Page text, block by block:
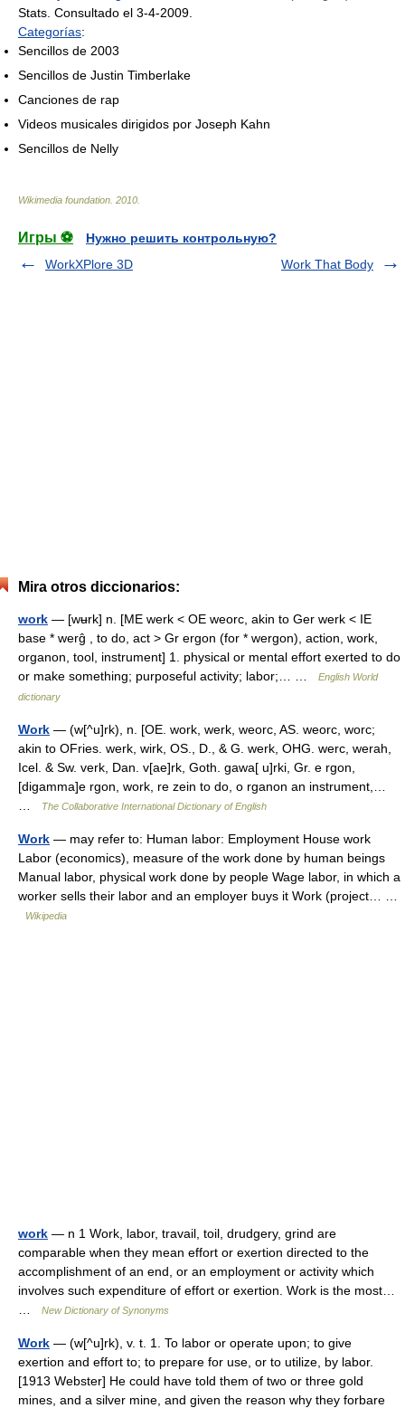
Stats. Consultado el 3-4-2009.
Categorías:
Sencillos de 2003
Sencillos de Justin Timberlake
Canciones de rap
Videos musicales dirigidos por Joseph Kahn
Sencillos de Nelly
Wikimedia foundation 2010
Игры ⚽
Нужно решить контрольную?
WorkXPlore 3D
Work That Body
Mira otros diccionarios:
work — [wʉrk] n. [ME werk < OE weorc, akin to Ger werk < IE
base * werĝ , to do, act > Gr ergon (for * wergon), action, work,
organon, tool, instrument] 1. physical or mental effort exerted to do
or make something; purposeful activity; labor;… …
English World
dictionary
Work — (w[^u]rk), n. [OE. work, werk, weorc, AS. weorc, worc;
akin to OFries. werk, wirk, OS., D., & G. werk, OHG. werc, werah,
Icel. & Sw. verk, Dan. v[ae]rk, Goth. gawa[ u]rki, Gr. e rgon,
[digamma]e rgon, work, re zein to do, o rganon an instrument,…
The Collaborative International Dictionary of English
Work — may refer to: Human labor: Employment House work
Labor (economics), measure of the work done by human beings
Manual labor, physical work done by people Wage labor, in which a
worker sells their labor and an employer buys it Work (project… …
Wikipedia
work — n 1 Work, labor, travail, toil, drudgery, grind are
comparable when they mean effort or exertion directed to the
accomplishment of an end, or an employment or activity which
involves such expenditure of effort or exertion. Work is the most…
New Dictionary of Synonyms
Work — (w[^u]rk), v. t. 1. To labor or operate upon; to give
exertion and effort to; to prepare for use, or to utilize, by labor.
[1913 Webster] He could have told them of two or three gold
mines, and a silver mine, and given the reason why they forbare